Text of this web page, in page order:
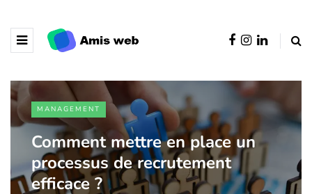
MANAGEMENT
Comment mettre en place un
processus de recrutement
efficace ?